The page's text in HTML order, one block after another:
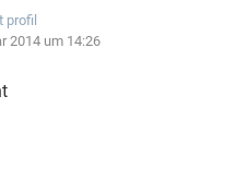
profil
2014 um 14:26